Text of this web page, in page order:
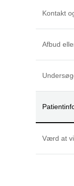
Kontakt
Afbud
Værd at